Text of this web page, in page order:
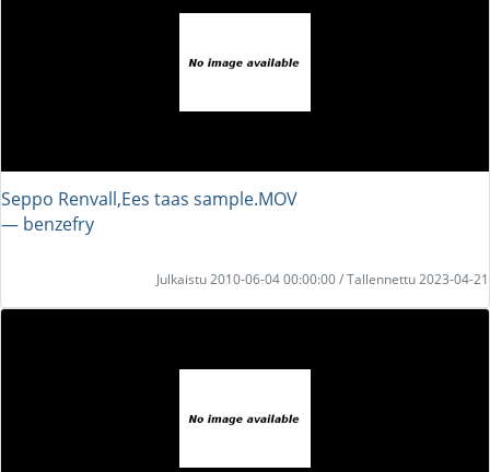
Seppo Renvall,Ees taas sample.MOV
― benzefry
Julkaistu 2010-06-04 00:00:00 / Tallennettu 2023-04-21